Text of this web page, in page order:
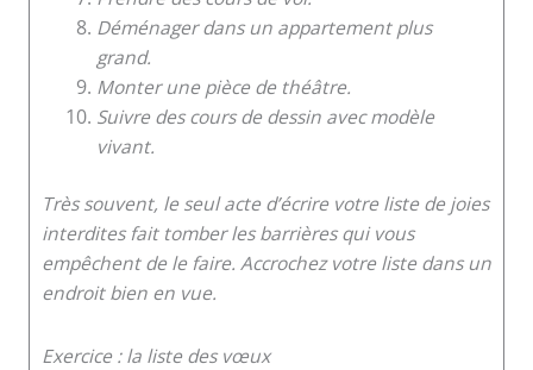
Déménager dans un appartement plus
grand.
Monter une pièce de théâtre.
Suivre des cours de dessin avec modèle
vivant.
Très souvent, le seul acte d’écrire votre liste de joies
interdites fait tomber les barrières qui vous
empêchent de le faire. Accrochez votre liste dans un
endroit bien en vue.
Exercice : la liste des vœux